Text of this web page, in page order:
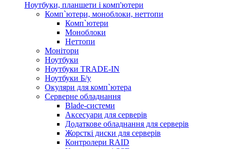
Ноутбуки, планшети і комп'ютери
Комп`ютери, моноблоки, неттопи
Комп`ютери
Моноблоки
Неттопи
Монітори
Ноутбуки
Ноутбуки TRADE-IN
Ноутбуки Б/у
Окуляри для комп`ютера
Серверне обладнання
Blade-системи
Аксесуари для серверів
Додаткове обладнання для серверів
Жорсткі диски для серверів
Контролери RAID